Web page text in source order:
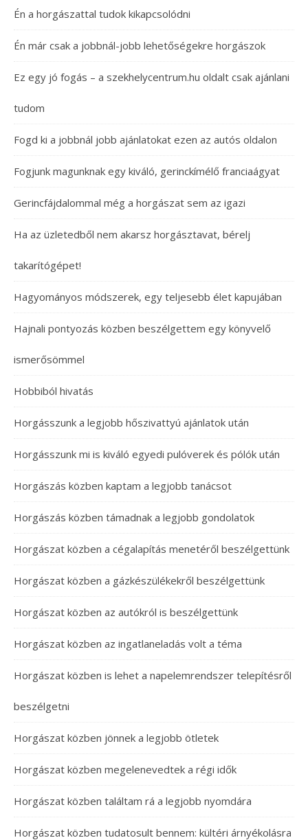
Én a horgászattal tudok kikapcsolódni
Én már csak a jobbnál-jobb lehetőségekre horgászok
Ez egy jó fogás – a szekhelycentrum.hu oldalt csak ajánlani
tudom
Fogd ki a jobbnál jobb ajánlatokat ezen az autós oldalon
Fogjunk magunknak egy kiváló, gerinckímélő franciaágyat
Gerincfájdalommal még a horgászat sem az igazi
Ha az üzletedből nem akarsz horgásztavat, bérelj
takarítógépet!
Hagyományos módszerek, egy teljesebb élet kapujában
Hajnali pontyozás közben beszélgettem egy könyvelő
ismerősömmel
Hobbiból hivatás
Horgásszunk a legjobb hőszivattyú ajánlatok után
Horgásszunk mi is kiváló egyedi pulóverek és pólók után
Horgászás közben kaptam a legjobb tanácsot
Horgászás közben támadnak a legjobb gondolatok
Horgászat közben a cégalapítás menetéről beszélgettünk
Horgászat közben a gázkészülékekről beszélgettünk
Horgászat közben az autókról is beszélgettünk
Horgászat közben az ingatlaneladás volt a téma
Horgászat közben is lehet a napelemrendszer telepítésről
beszélgetni
Horgászat közben jönnek a legjobb ötletek
Horgászat közben megelenevedtek a régi idők
Horgászat közben találtam rá a legjobb nyomdára
Horgászat közben tudatosult bennem: kültéri árnyékolásra